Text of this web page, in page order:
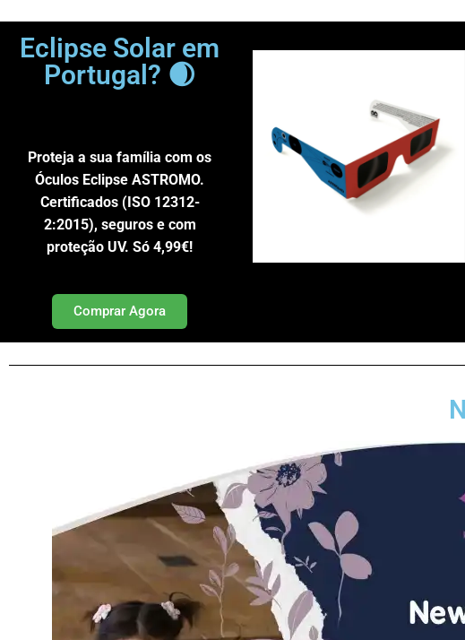
Eclipse Solar em
Portugal? 🌒
Proteja a sua família com os
Óculos Eclipse ASTROMO.
Certificados (ISO 12312-
2:2015), seguros e com
proteção UV. Só 4,99€!
Comprar Agora